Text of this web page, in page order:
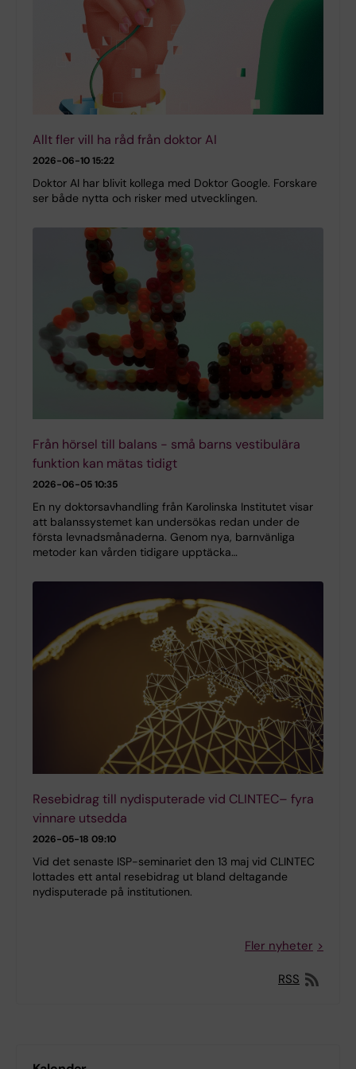
Allt fler vill ha råd från doktor AI
2026-06-10 15:22
Doktor AI har blivit kollega med Doktor Google. Forskare
ser både nytta och risker med utvecklingen.
Från hörsel till balans - små barns vestibulära
funktion kan mätas tidigt
2026-06-05 10:35
En ny doktorsavhandling från Karolinska Institutet visar
att balanssystemet kan undersökas redan under de
första levnadsmånaderna. Genom nya, barnvänliga
metoder kan vården tidigare upptäcka…
Resebidrag till nydisputerade vid CLINTEC– fyra
vinnare utsedda
2026-05-18 09:10
Vid det senaste ISP-seminariet den 13 maj vid CLINTEC
lottades ett antal resebidrag ut bland deltagande
nydisputerade på institutionen.
Fler nyheter
RSS